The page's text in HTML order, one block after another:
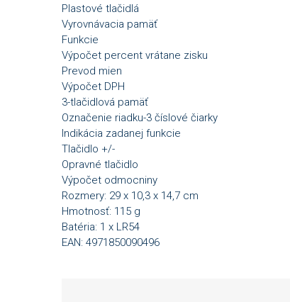
Plastové tlačidlá
Vyrovnávacia pamäť
Funkcie
Výpočet percent vrátane zisku
Prevod mien
Výpočet DPH
3-tlačidlová pamäť
Označenie riadku-3 číslové čiarky
Indikácia zadanej funkcie
Tlačidlo +/-
Opravné tlačidlo
Výpočet odmocniny
Rozmery: 29 x 10,3 x 14,7 cm
Hmotnosť: 115 g
Batéria: 1 x LR54
EAN: 4971850090496